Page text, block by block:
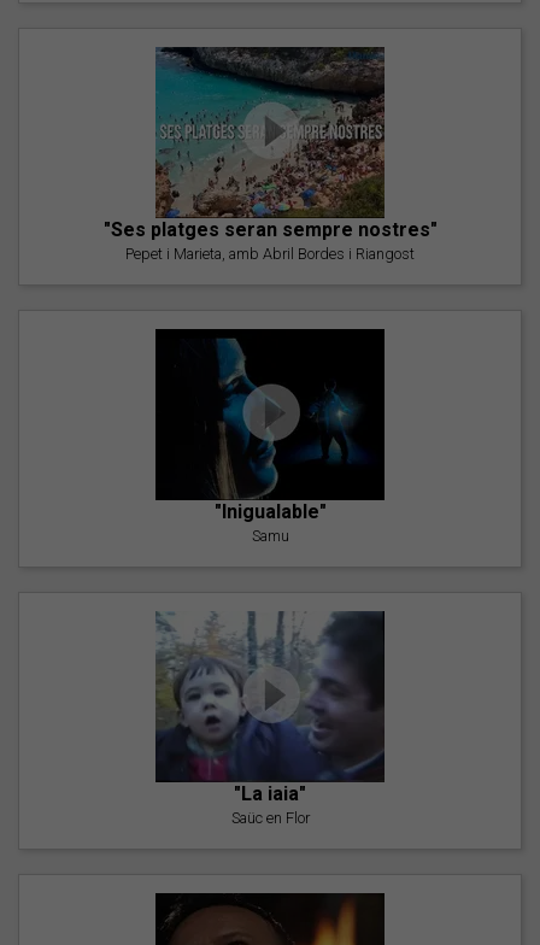
"Ses platges seran sempre nostres"
Pepet i Marieta, amb Abril Bordes i Riangost
"Inigualable"
Samu
"La iaia"
Saüc en Flor